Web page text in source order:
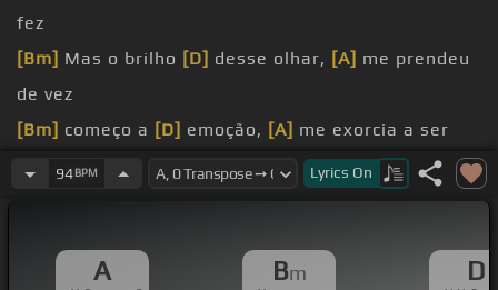
fez
[Bm] Mas o brilho [D] desse olhar, [A] me prendeu
de vez
[Bm] começo a [D] emoção, [A] me exorcia a ser
[Bm]Mas depois meu coração, não[A]soube
Revolução
por dentro, é o sol da madrugada
94BPM Lyrics On
A Bm D